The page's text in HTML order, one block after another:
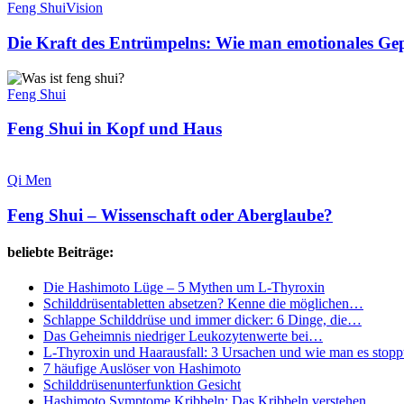
Kraft
Entrümpelns:
Wie
man
emotionales
Gepäck
loslässt
Feng ShuiVision
Die Kraft des Entrümpelns: Wie man emotionales
Feng
Shui
Kopf
Feng Shui
Feng Shui in Kopf und Haus
Shui
Wissenschaft
oder
Aberglaube?
Qi Men
Feng Shui – Wissenschaft oder Aberglaube?
beliebte Beiträge:
Die Hashimoto Lüge – 5 Mythen um L-Thyroxin
Schilddrüsentabletten absetzen? Kenne die möglichen…
Schlappe Schilddrüse und immer dicker: 6 Dinge, die…
Das Geheimnis niedriger Leukozytenwerte bei…
L-Thyroxin und Haarausfall: 3 Ursachen und wie man es
7 häufige Auslöser von Hashimoto
Schilddrüsenunterfunktion Gesicht